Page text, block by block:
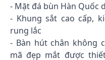
- Mặt đá bùn Hàn Quốc
- Khung sắt cao cấp,
rung lắc
- Bàn hút chân không
mã đẹp mắt được